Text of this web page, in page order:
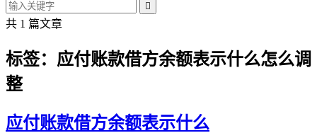

共 1 篇文章
标签：应付账款借方余额表示什么怎么调
整
应付账款借方余额表示什么